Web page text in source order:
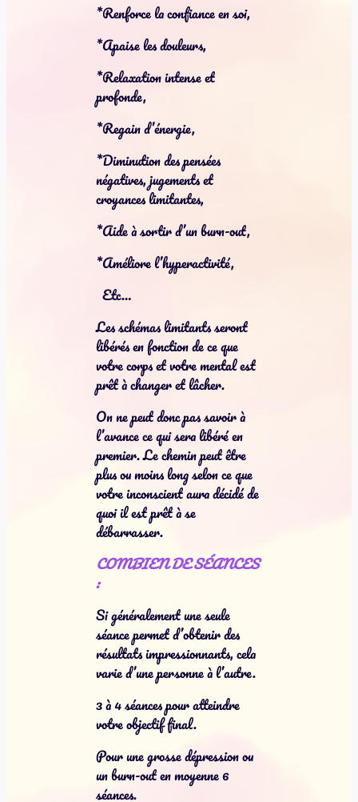
*Renforce la confiance en soi,
*Apaise les douleurs,
*Relaxation intense et
profonde,
*Regain d’énergie,
*Diminution des pensées
négatives, jugements et
croyances limitantes,
*Aide à sortir d’un burn-out,
*Améliore l’hyperactivité,
Etc…
Les schémas limitants seront
libérés en fonction de ce que
votre corps et votre mental est
prêt à changer et lâcher.
On ne peut donc pas savoir à
l’avance ce qui sera libéré en
premier. Le chemin peut être
plus ou moins long selon ce que
votre inconscient aura décidé de
quoi il est prêt à se
débarrasser.
COMBIEN DE SÉANCES
:
Si généralement une seule
séance permet d’obtenir des
résultats impressionnants, cela
varie d’une personne à l’autre.
3 à 4 séances pour atteindre
votre objectif final.
Pour une grosse dépression ou
un burn-out en moyenne 6
séances.